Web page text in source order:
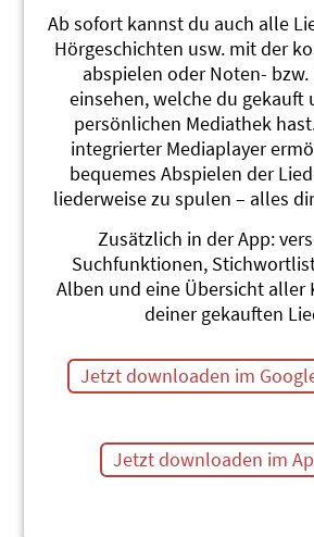
Flygen
Roland Schwab
Di Blaui, Leierchischte
#Fliegen
Flüg Vogel, Swiss Song
Roland Zoss
Flüg Vogel, Swiss
#Fliegen #Flugzeug
Heissluftballon
Billy & Benno
Fründe für immer
#Heissluftballon #Fliegen
karTON
Schturmfrii
Der lügend Teppich
Linard Bardill
Ab sofort kannst du auch alle
Hörgeschichten usw. mit der
abspielen oder Noten-
einsehen, welche du gekauft
persönlichen Mediathek
integrierter Mediaplayer
bequemes Abspielen der
liederweise zu spulen – alles
Zusätzlich in der App:
Suchfunktionen,
Alben und eine Übersicht aller
deiner gekauften
Jetzt downloaden im
Jetzt downloaden im